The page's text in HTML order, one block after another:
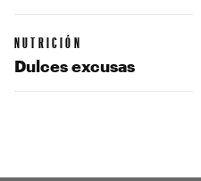
NUTRICIÓN
Dulces excusas